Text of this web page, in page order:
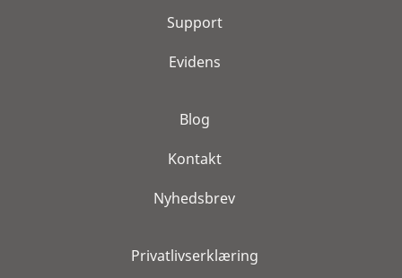
Support
Evidens
Blog
Kontakt
Nyhedsbrev
Privatlivserklæring